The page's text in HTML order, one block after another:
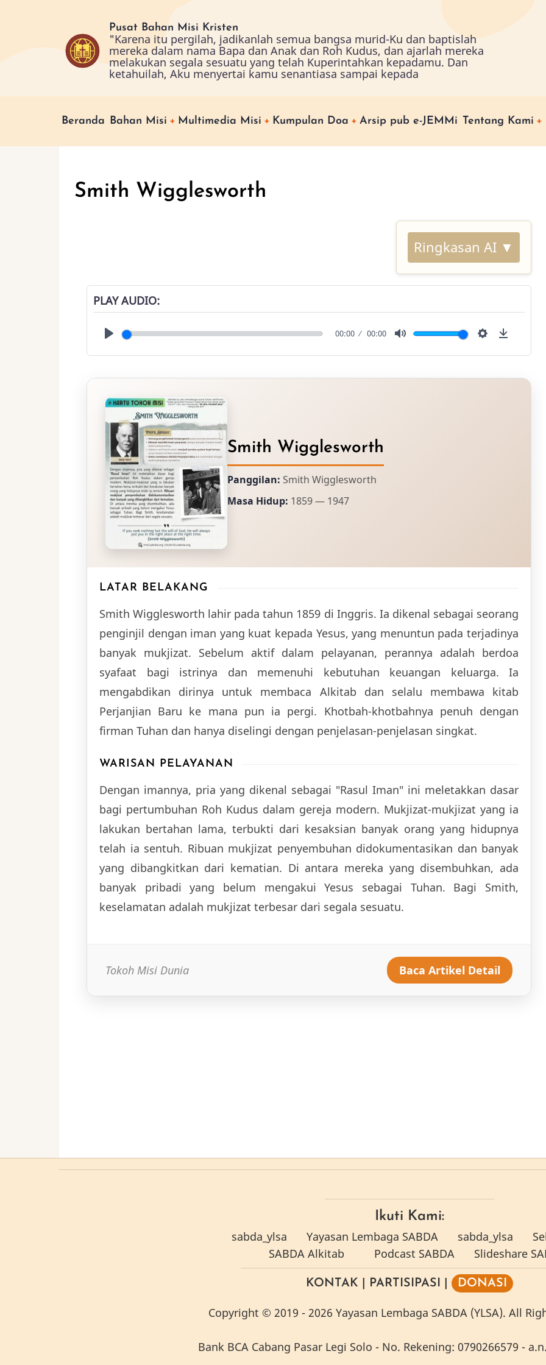
Pusat Bahan Misi Kristen
"Karena itu pergilah, jadikanlah semua bangsa murid-Ku dan baptislah
mereka dalam nama Bapa dan Anak dan Roh Kudus, dan ajarlah mereka
melakukan segala sesuatu yang telah Kuperintahkan kepadamu. Dan
ketahuilah, Aku menyertai kamu senantiasa sampai kepada
Main
Beranda Bahan Misi Multimedia Misi Kumpulan Doa Arsip pub e-JEMMi Tentang Kami
Smith Wigglesworth
Ringkasan AI ▼
PLAY AUDIO
00:00 00:00
Smith Wigglesworth
Panggilan: Smith Wigglesworth
Masa Hidup: 1859 — 1947
LATAR BELAKANG
Smith Wigglesworth lahir pada tahun 1859 di Inggris. Ia dikenal sebagai seorang
penginjil dengan iman yang kuat kepada Yesus, yang menuntun pada terjadinya
banyak mukjizat. Sebelum aktif dalam pelayanan, perannya adalah berdoa
syafaat bagi istrinya dan memenuhi kebutuhan keuangan keluarga. Ia
mengabdikan dirinya untuk membaca Alkitab dan selalu membawa kitab
Perjanjian Baru ke mana pun ia pergi. Khotbah-khotbahnya penuh dengan
firman Tuhan dan hanya diselingi dengan penjelasan-penjelasan singkat.
WARISAN PELAYANAN
Dengan imannya, pria yang dikenal sebagai "Rasul Iman" ini meletakkan dasar
bagi pertumbuhan Roh Kudus dalam gereja modern. Mukjizat-mukjizat yang ia
lakukan bertahan lama, terbukti dari kesaksian banyak orang yang hidupnya
telah ia sentuh. Ribuan mukjizat penyembuhan didokumentasikan dan banyak
yang dibangkitkan dari kematian. Di antara mereka yang disembuhkan, ada
banyak pribadi yang belum mengakui Yesus sebagai Tuhan. Bagi Smith,
keselamatan adalah mukjizat terbesar dari segala sesuatu.
Tokoh Misi Dunia Baca Artikel Detail
Ikuti Kami:
sabda_ylsa
Yayasan Lembaga SABDA sabda_ylsa
SABDA Alkitab
Podcast SABDA Slideshare
KONTAK PARTISIPASI DONASI
Copyright © 2019 - 2026 Yayasan Lembaga SABDA (YLSA). All
Bank BCA Cabang Pasar Legi Solo - No. Rekening: 0790266579 -